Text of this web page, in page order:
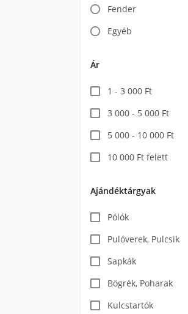
Fender
Egyéb
Ár
1 - 3 000 Ft
3 000 - 5 000 Ft
5 000 - 10 000 Ft
10 000 Ft felett
Ajándéktárgyak
Pólók
Pulóverek, Pulcsik
Sapkák
Bögrék, Poharak
Kulcstartók